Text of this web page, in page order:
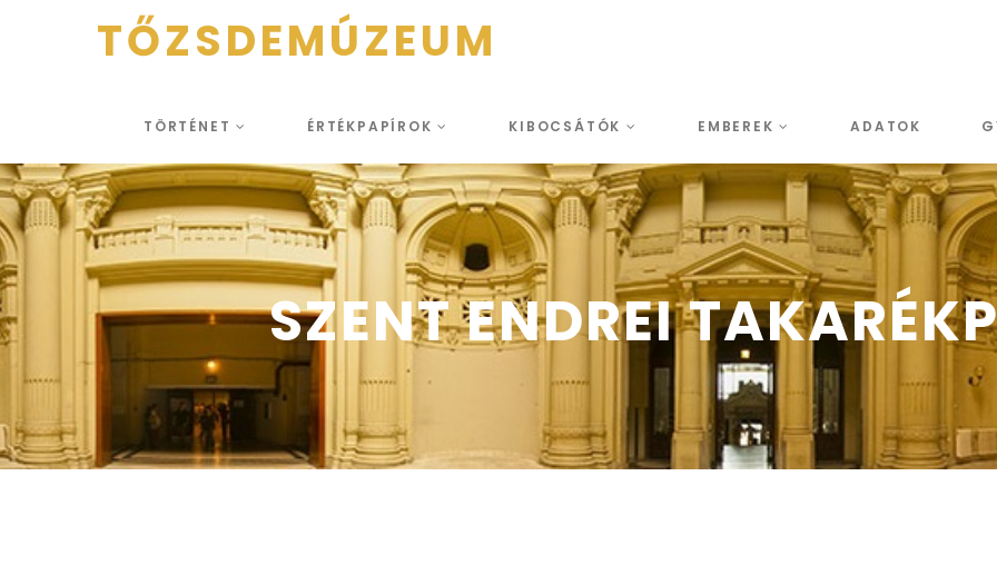
TŐZSDEMÚZEUM
TÖRTÉNET ÉRTÉKPAPÍROK KIBOCSÁTÓK EMBEREK ADATOK
SZENT ENDREI